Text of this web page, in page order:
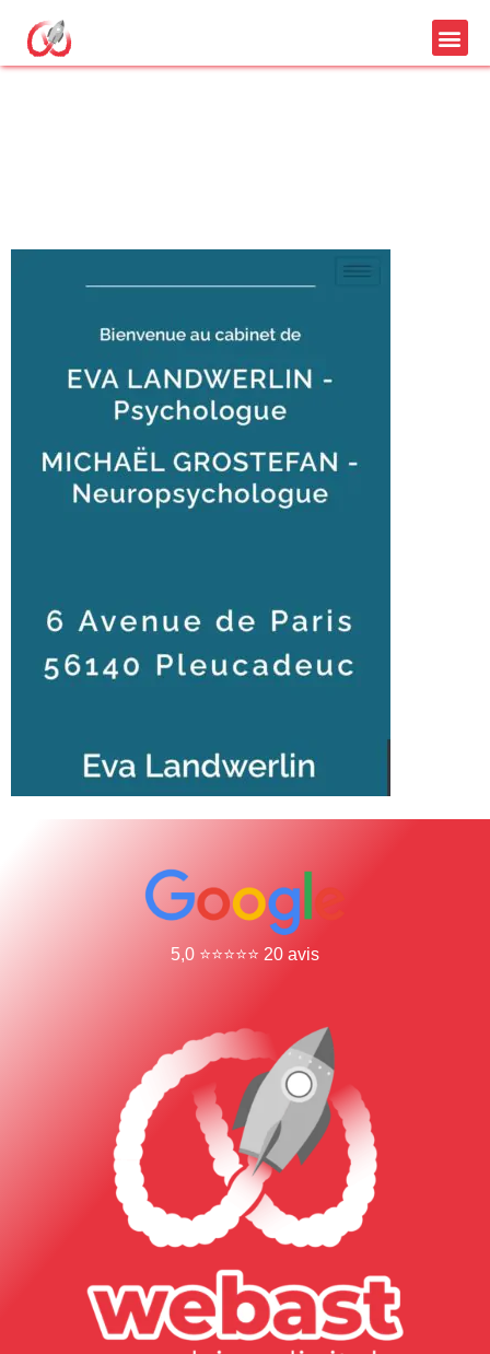
5,0 ⭐⭐⭐⭐⭐ 20 avis